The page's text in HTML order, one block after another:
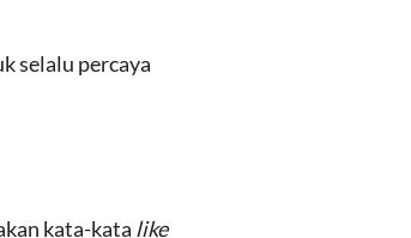
selalu percaya
kata-kata like